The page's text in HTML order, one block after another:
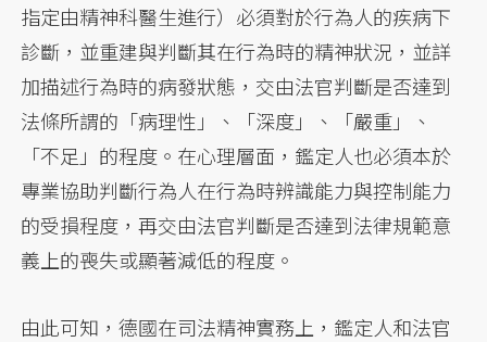
指定由精神科醫生進行）必須對於行為人的疾病下
診斷，並重建與判斷其在行為時的精神狀況，並詳
加描述行為時的病發狀態，交由法官判斷是否達到
法條所謂的「病理性」、「深度」、「嚴重」、
「不足」的程度。在心理層面，鑑定人也必須本於
專業協助判斷行為人在行為時辨識能力與控制能力
的受損程度，再交由法官判斷是否達到法律規範意
義上的喪失或顯著減低的程度。
由此可知，德國在司法精神實務上，鑑定人和法官